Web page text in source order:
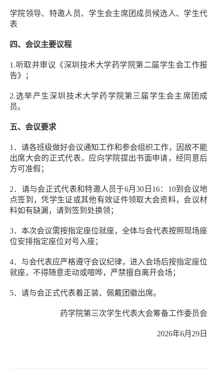
学院领导、特邀人员、学生会主席团成员候选人、学生代
表
四、会议主要议程
1.听取并审议《深圳技术大学药学院第二届学生会工作报
告》；
2.选举产生深圳技术大学药学院第三届学生会主席团成
员。
五、会议要求
1．请各班级做好会议通知工作和参会组织工作，因故不能
出席大会的正式代表，应向学院提出书面申请，经同意后
方可准假；
2．请与会正式代表和特邀人员于6月30日16：10到会议地
点签到，凭学生证或其他有效证件领取大会资料，会议材
料如有缺漏，请到签到处换领；
3．本次会议需按指定座位就座，全体与会代表按照现场座
位安排指定座位对号入座；
4．与会代表应严格遵守会议纪律，进入会场后按指定座位
就座，不得随意走动或喧哗，严禁擅自离开会场；
5．请与会正式代表着正装、佩戴团徽出席。
药学院第三次学生代表大会筹备工作委员会
2026年6月29日